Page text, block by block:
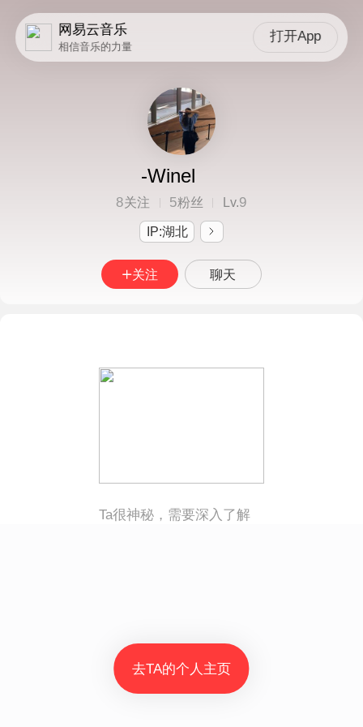
网易云音乐
相信音乐的力量
打开App
-Winel
8关注 5粉丝 Lv.9
IP:湖北
关注 聊天
Ta很神秘，需要深入了解
去TA的个人主页